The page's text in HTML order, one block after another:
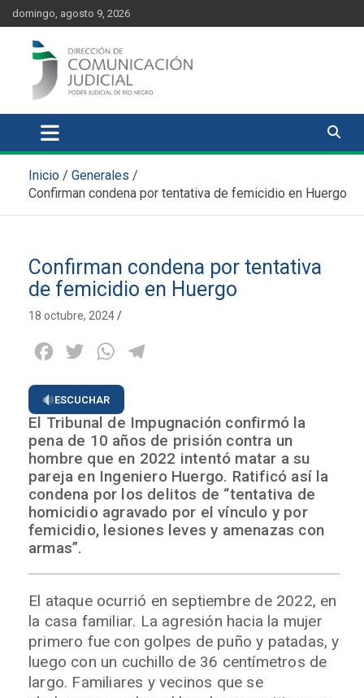
content
Skip
to
content
domingo, agosto 9, 2026
Comunicación Judicial
Inicio
Generales
Confirman condena por tentativa de femicidio en Huergo
Confirman condena por tentativa
de femicidio en Huergo
18 octubre, 2024
Facebook
Twitter WhatsApp
ESCUCHAR
El Tribunal de Impugnación confirmó la
pena de 10 años de prisión contra un
hombre que en 2022 intentó matar a su
pareja en Ingeniero Huergo. Ratificó así la
condena por los delitos de “tentativa de
homicidio agravado por el vínculo y por
femicidio, lesiones leves y amenazas con
armas”.
El ataque ocurrió en septiembre de 2022, en
la casa familiar. La agresión hacia la mujer
primero fue con golpes de puño y patadas, y
luego con un cuchillo de 36 centímetros de
largo. Familiares y vecinos que se